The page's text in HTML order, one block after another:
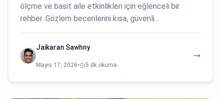
ölçme ve basit aile etkinlikleri için eğlenceli bir
rehber. Gözlem becerilerini kısa, güvenli…
Jaikaran Sawhny
Mayıs 17, 2026• 5 dk okuma